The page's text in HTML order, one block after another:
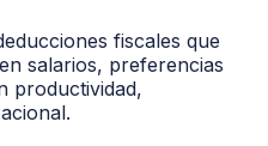
fiscales que
salarios, preferencias
productividad,